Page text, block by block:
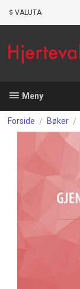
VALUTA
Meny
Forside Bøker